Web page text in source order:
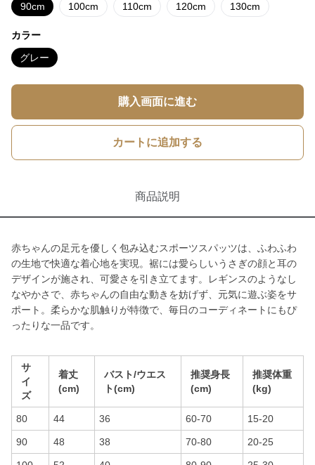
90cm 100cm 110cm 120cm 130cm
カラー
グレー
購入画面に進む
カートに追加する
商品説明
赤ちゃんの足元を優しく包み込むスポーツスパッツは、ふわふわ
の生地で快適な着心地を実現。裾には愛らしいうさぎの顔と耳の
デザインが施され、可愛さを引き立てます。レギンスのようなし
なやかさで、赤ちゃんの自由な動きを妨げず、元気に遊ぶ姿をサ
ポート。柔らかな肌触りが特徴で、毎日のコーディネートにもぴ
ったりな一品です。
サ
イ
ズ
着丈
(cm)
バスト/ウエス
ト(cm)
推奨身長
(cm)
推奨体重
(kg)
80 44 36 60-70 15-20
90 48 38 70-80 20-25